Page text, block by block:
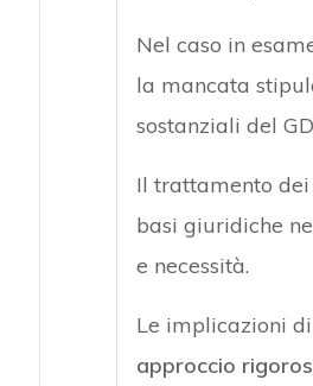
Nel caso in
la mancata
sostanziali del
Il trattamento
basi giuridiche
e necessità.
Le implicazioni
approccio